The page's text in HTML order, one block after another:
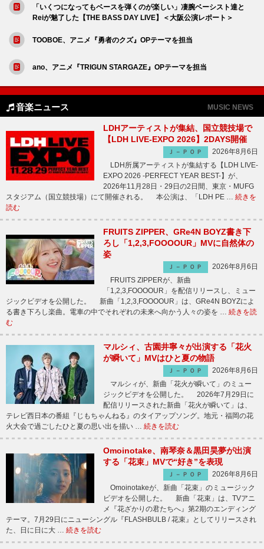
「いくつになってもベースを弾くのが楽しい」凄腕ベーシスト達と
Reiが魅了した【THE BASS DAY LIVE】＜大阪公演レポート＞
TOOBOE、アニメ『勇者のクズ』OPテーマを担当
ano、アニメ『TRIGUN STARGAZE』OPテーマを担当
音楽ニュース MUSIC NEWS
LDHアーティストが集結、国立競技場で
【LDH LIVE-EXPO 2026】2DAYS開催
Ｊ－ＰＯＰ
2026年8月6日
LDH所属アーティストが集結する【LDH LIVE-
EXPO 2026 -PERFECT YEAR BEST-】が、
2026年11月28日・29日の2日間、東京・MUFG
スタジアム（国立競技場）にて開催される。 本公演は、「LDH PE … 続きを
読む
FRUITS ZIPPER、GRe4N BOYZ書き下
ろし「1,2,3,FOOOOUR」MVに自然体の
姿
Ｊ－ＰＯＰ
2026年8月6日
FRUITS ZIPPERが、新曲
「1,2,3,FOOOOUR」を配信リリースし、ミュー
ジックビデオを公開した。 新曲「1,2,3,FOOOOUR」は、GRe4N BOYZによ
る書き下ろし楽曲。電車の中でそれぞれの未来へ向かう人々の姿を … 続きを読
む
マルシィ、古園井寧々が出演する「花火
が瞬いて」MVはひと夏の物語
Ｊ－ＰＯＰ
2026年8月6日
マルシィが、新曲「花火が瞬いて」のミュー
ジックビデオを公開した。 2026年7月29日に
配信リリースされた新曲「花火が瞬いて」は、
テレビ西日本の番組『じもちゃんねる』のタイアップソング。地元・福岡の花
火大会で過ごしたひと夏の思い出を描い … 続きを読む
Omoinotake、南琴奈＆黒田昊夢が出演
する「花束」MVで“好き”を表現
Ｊ－ＰＯＰ
2026年8月6日
Omoinotakeが、新曲「花束」のミュージック
ビデオを公開した。 新曲「花束」は、TVアニ
メ『花ざかりの君たちへ』第2期のエンディング
テーマ。7月29日にニューシングル『FLASHBULB / 花束』としてリリースされ
た、日に日に大 … 続きを読む